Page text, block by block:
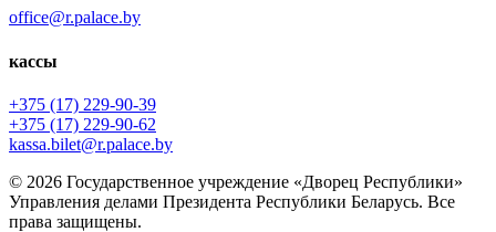
office@r.palace.by
кассы
+375 (17) 229-90-39
+375 (17) 229-90-62
kassa.bilet@r.palace.by
© 2026 Государственное учреждение «Дворец Республики»
Управления делами Президента Республики Беларусь. Все
права защищены.